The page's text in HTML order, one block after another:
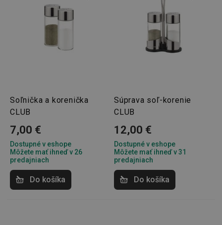
Soľnička a korenička
CLUB
7,00 €
Dostupné v eshope
Môžete mať ihneď v 26
predajniach
Do košíka
Súprava soľ-korenie
CLUB
12,00 €
Dostupné v eshope
Môžete mať ihneď v 31
predajniach
Do košíka